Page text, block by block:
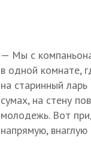
— Мы с
в одной комнате,
на старинный
сумах, на стену
молодежь. Вот
напрямую,